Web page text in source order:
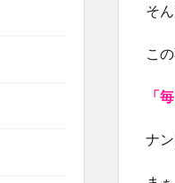
そ
こ
「
ナ